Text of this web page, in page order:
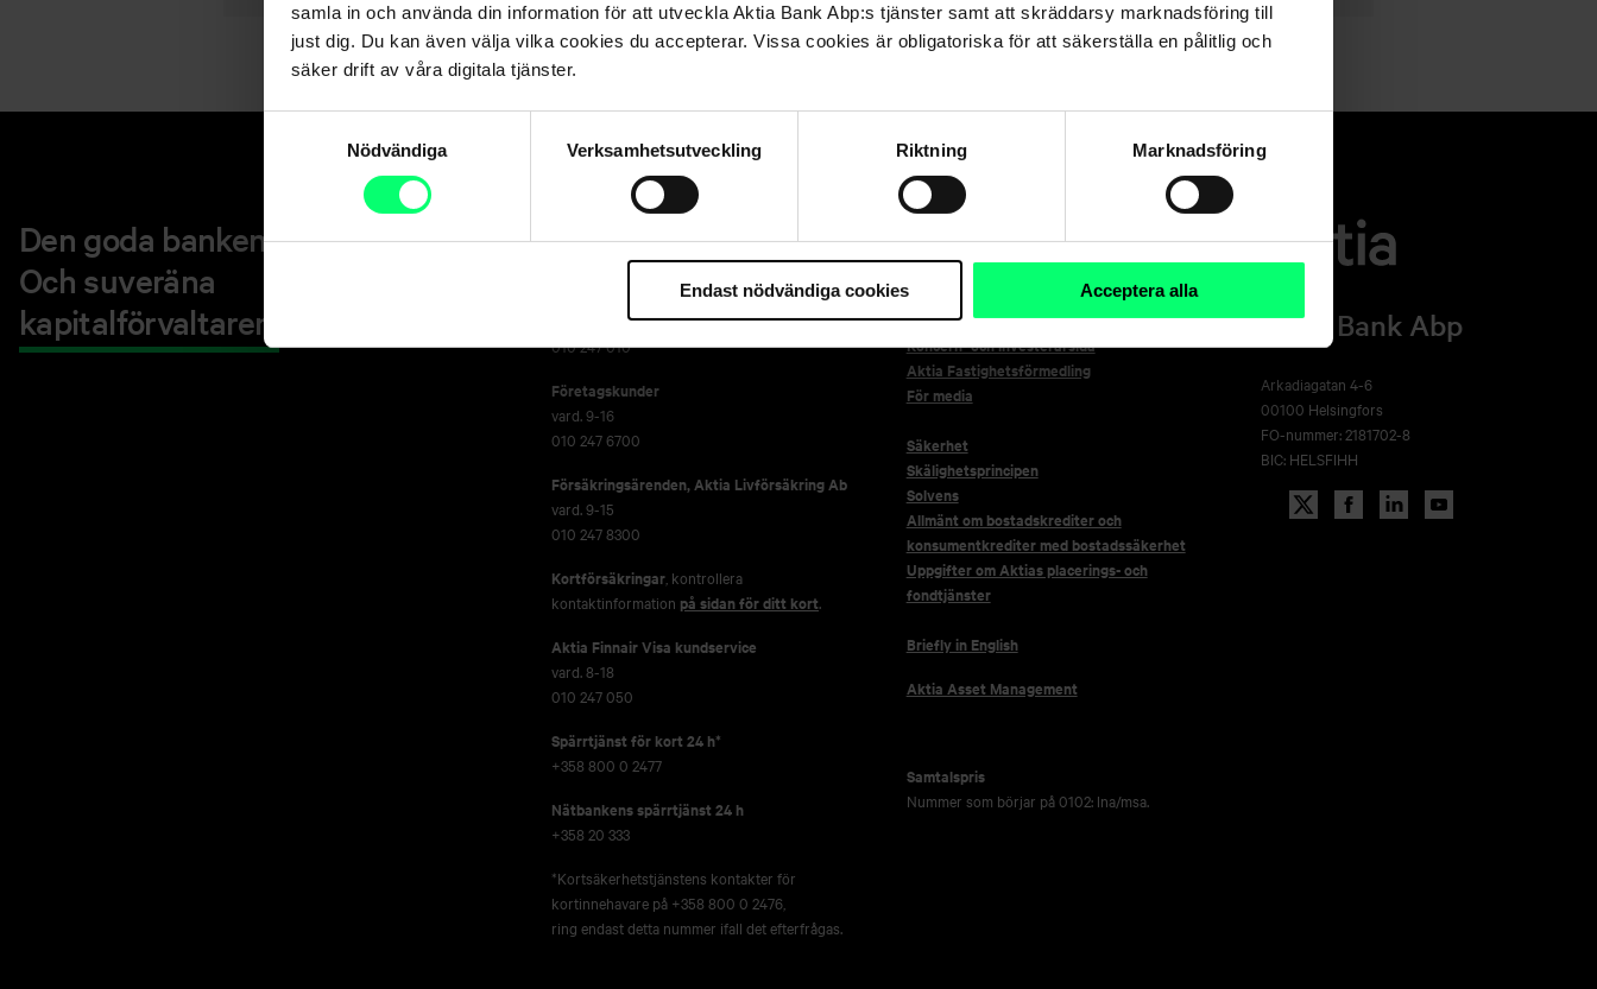
samla in och använda din information för att utveckla Aktia Bank Abp:s tjänster samt att skräddarsy marknadsföring till
just dig. Du kan även välja vilka cookies du accepterar. Vissa cookies är obligatoriska för att säkerställa en pålitlig och
säker drift av våra digitala tjänster.
Nödvändiga
Verksamhetsutveckling Riktning Marknadsföring
Endast nödvändiga cookies Acceptera alla
Den goda banken.
Och suveräna
kapitalförvaltaren.
Kundservice
010 247 010
Företagskunder
vard. 9-16
010 247 6700
Försäkringsärenden,Aktia Livförsäkring Ab
vard. 9-15
010 247 8300
Kortförsäkringar, kontrollera
kontaktinformation på sidan för ditt kort.
Aktia Finnair Visa kundservice
vard. 8-18
010 247 050
Spärrtjänst för kort 24 h*
+358 800 0 2477
Nätbankens spärrtjänst 24 h
+358 20 333
*Kortsäkerhetstjänstens kontakter för
kortinnehavare på +358 800 0 2476,
ring endast detta nummer ifall det efterfrågas.
Genvägar
Frågor och svar
Jobba på Aktia
Koncern- och investerarsida
Aktia Fastighetsförmedling
För media
Säkerhet
Skälighetsprincipen
Solvens
Allmänt om bostadskrediter och
konsumentkrediter med bostadssäkerhet
Uppgifter om Aktias placerings- och
fondtjänster
Briefly in English
Aktia Asset Management
Samtalspris
Nummer som börjar på 0102: lna/msa.
Aktia Bank Abp
Arkadiagatan 4-6
00100 Helsingfors
FO-nummer: 2181702-8
BIC: HELSFIHH